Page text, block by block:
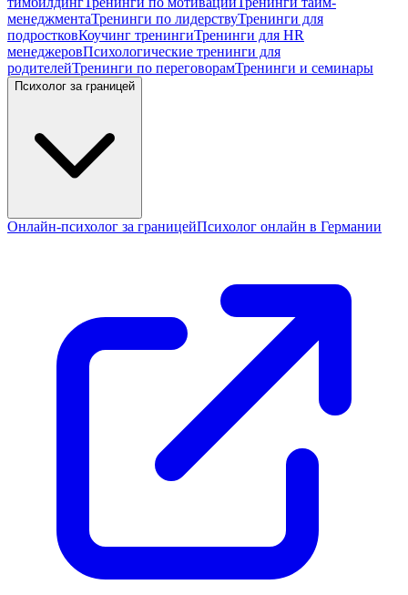
менеджментаТренинги по лидерствуТренинги для
подростковКоучинг тренингиТренинги для HR
менеджеровПсихологические тренинги для
родителейТренинги по переговорамТренинги и семинары
Психолог за границей
Онлайн-психолог за границейПсихолог онлайн в Германии